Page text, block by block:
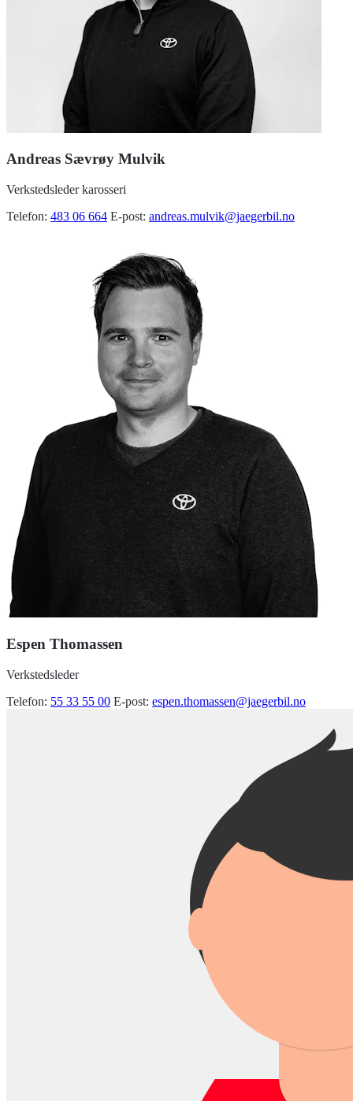
Andreas Sævrøy Mulvik
Verkstedsleder karosseri
Telefon: 483 06 664 E-post: andreas.mulvik@jaegerbil.no
Espen Thomassen
Verkstedsleder
Telefon: 55 33 55 00 E-post: espen.thomassen@jaegerbil.no